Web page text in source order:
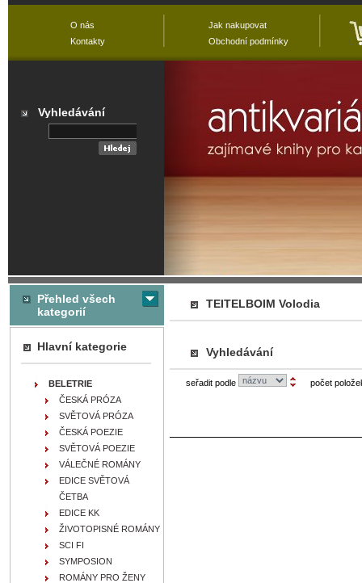
TEITELBOIM Volodia
Vyhledávání
seřadit podle počet
Přehled všech
kategorií
Hlavní kategorie
BELETRIE
ČESKÁ PRÓZA
SVĚTOVÁ PRÓZA
ČESKÁ POEZIE
SVĚTOVÁ POEZIE
VÁLEČNÉ ROMÁNY
EDICE SVĚTOVÁ
ČETBA
EDICE KK
ŽIVOTOPISNÉ ROMÁNY
SCI FI
SYMPOSION
ROMÁNY PRO ŽENY
O nás
Kontakty
Jak nakupovat
Obchodní podmínky
Vyhledávání